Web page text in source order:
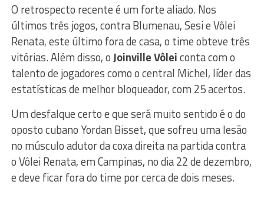
O retrospecto recente é um forte aliado. Nos
últimos três jogos, contra Blumenau, Sesi e Vôlei
Renata, este último fora de casa, o time obteve três
vitórias. Além disso, oJoinville Vôleiconta com o
talento de jogadores como o central Michel, líder das
estatísticas de melhor bloqueador, com 25 acertos.
Um desfalque certo e que será muito sentido é o do
oposto cubano Yordan Bisset, que sofreu uma lesão
no músculo adutor da coxa direita na partida contra
o Vôlei Renata, em Campinas, no dia 22 de dezembro,
e deve ficar fora do time por cerca de dois meses.